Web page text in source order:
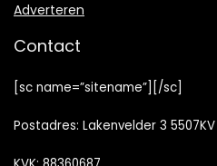
Adverteren
Contact
[sc name=”sitename”][/sc]
Postadres: Lakenvelder 3